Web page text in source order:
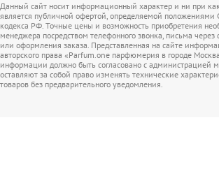
Данный сайт носит информационный характер и ни при
является публичной офертой, определяемой положениями
кодекса РФ. Точные цены и возможность приобретения
менеджера посредством телефонного звонка, письма
или оформления заказа. Представленная на сайте
авторского права «Parfum.one парфюмерия в городе
информации должно быть согласовано с администрацией
оставляют за собой право изменять технические
товаров без предварительного уведомления.